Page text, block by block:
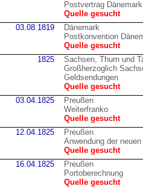
Postvertrag
Quelle gesucht
03.08.1819
Dänemark
Postkonvention
Quelle gesucht
1825
Sachsen, Thurn und
Großherzoglich
Geldsendungen
Quelle gesucht
03.04.1825
Preußen
Weiterfranko
Quelle gesucht
12.04.1825
Preußen
Anwendung der
Quelle gesucht
16.04.1825
Preußen
Portoberechnung
Quelle gesucht